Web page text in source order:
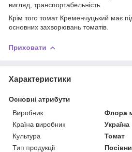
вигляд, транспортабельність.
Крім того томат Кременчуцький має
основних захворювань томатів.
Приховати
Характеристики
Основні атрибути
Виробник
Флора
Країна виробник
Україна
Культура
Томат
Тип продукції